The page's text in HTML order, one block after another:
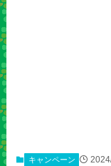
キャンペーン